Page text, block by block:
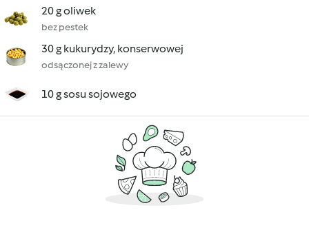
20 g oliwek
bez pestek
30 g kukurydzy, konserwowej
odsączonej z zalewy
10 g sosu sojowego